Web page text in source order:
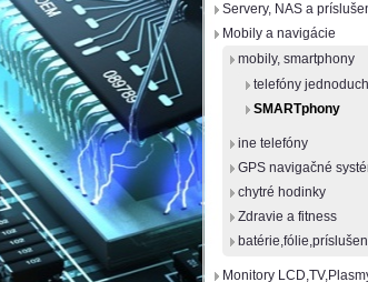
Servery, NAS a
Mobily a navigácie
mobily, smartphony
telefóny
SMARTphony
ine telefóny
GPS navigačné
chytré hodinky
Zdravie a fitness
Monitory